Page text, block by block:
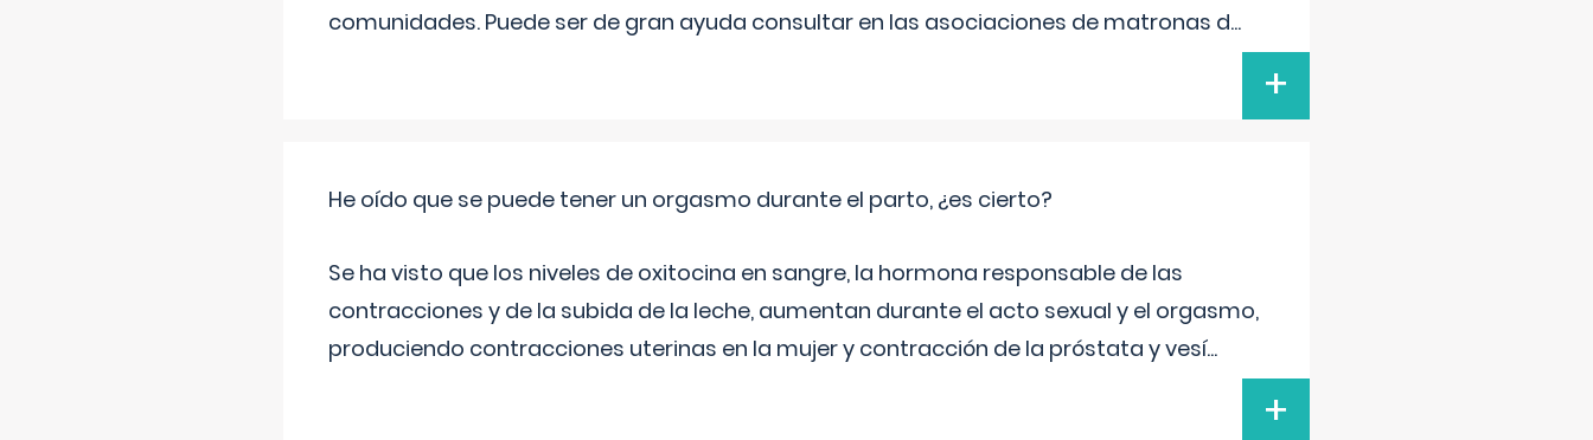
comunidades. Puede ser de gran ayuda consultar en las asociaciones de matronas d...
+
He oído que se puede tener un orgasmo durante el parto, ¿es cierto?
Se ha visto que los niveles de oxitocina en sangre, la hormona responsable de las
contracciones y de la subida de la leche, aumentan durante el acto sexual y el orgasmo,
produciendo contracciones uterinas en la mujer y contracción de la próstata y vesí...
+